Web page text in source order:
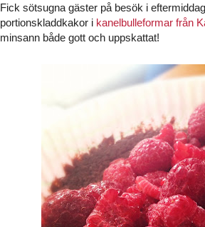
Fick sötsugna gäster på besök i
portionskladdkakor i kanelbulleformar från
minsann både gott och uppskattat!